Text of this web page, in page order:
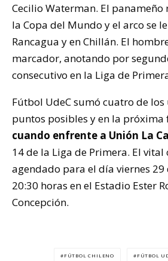
Cecilio Waterman. El panameño
la Copa del Mundo y el arco se
Rancagua y en Chillán. El
marcador, anotando por
consecutivo en la Liga de
Fútbol UdeC sumó cuatro de
puntos posibles y en la próxima
cuando enfrente a Unión La
14 de la Liga de Primera. El vital
agendado para el día viernes 29
20:30 horas en el Estadio Ester
Concepción.
FÚTBOL CHILENO FÚTBOL